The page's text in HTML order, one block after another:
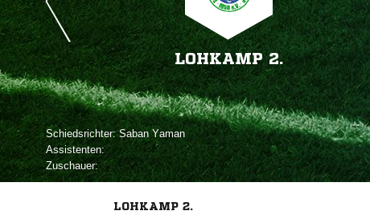
LOHKAMP 2.
Schiedsrichter: 
Assistenten:
Zuschauer:
LOHKAMP 2.